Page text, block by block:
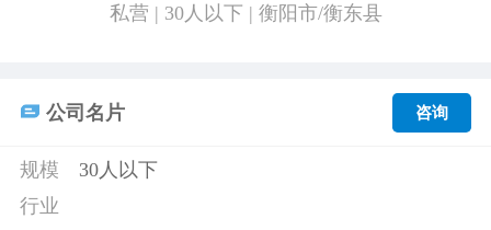
私营 | 30人以下 | 衡阳市/衡东县
公司名片 咨询
规模
30人以下
行业